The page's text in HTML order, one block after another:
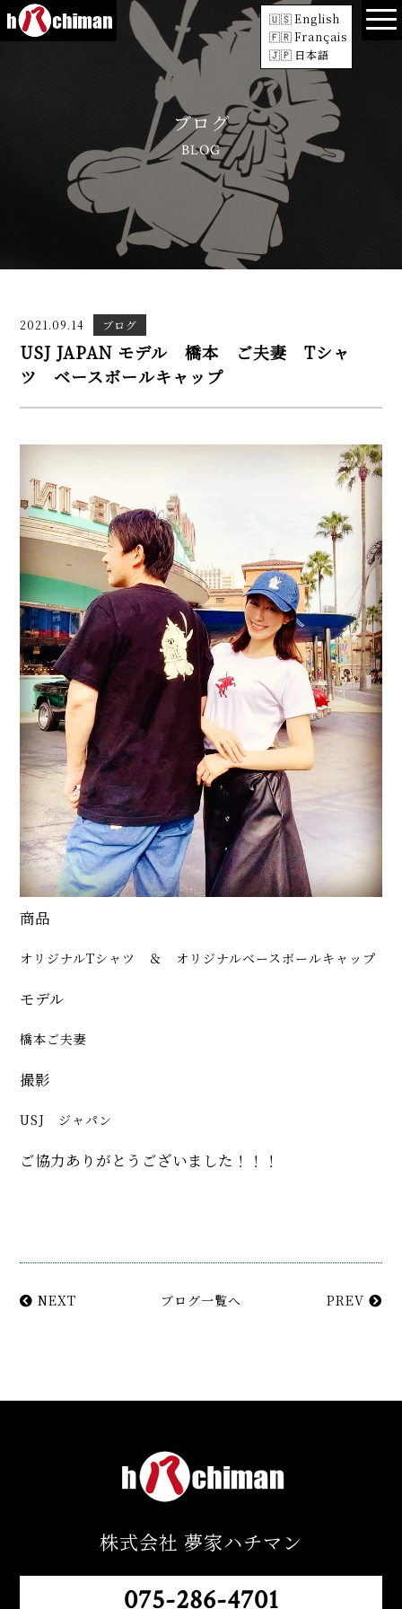
English
Français
日本語
ブログ
BLOG
2021.09.14 ブログ
USJ JAPAN モデル 橋本 ご夫妻 Tシャ
ツ ベースボールキャップ
商品
オリジナルTシャツ ＆ オリジナルベースボールキャップ
モデル
橋本ご夫妻
撮影
USJ ジャパン
ご協力ありがとうございました！！！
NEXT ブログ一覧へ PREV
株式会社 夢家ハチマン
075-286-4701